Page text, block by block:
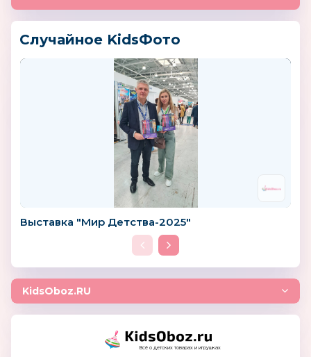
Случайное KidsФото
Выставка "Мир Детства-2025"
KidsOboz.RU
Всё о детских товарах и игрушках